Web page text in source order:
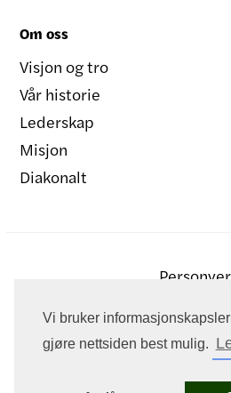
Vi bruker
gjøre nettsiden best mulig.
Om oss
Visjon og tro
Vår historie
Lederskap
Misjon
Diakonalt